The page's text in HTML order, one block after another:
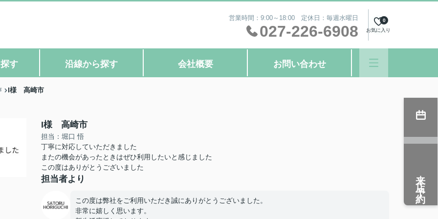
営業時間：9:00～18:00 定休日：毎週水曜日
027-226-6908 お気に入り
0
す 沿線から探す 会社概要 お問い合わせ
I様 高崎市
I様 高崎市
担当：堀口 悟
丁寧に対応していただきました
またの機会があったときはぜひ利用したいと感じました
この度はありがとうございました
担当者より
この度は弊社をご利用いただき誠にありがとうございました。
非常に嬉しく思います。
来店予約